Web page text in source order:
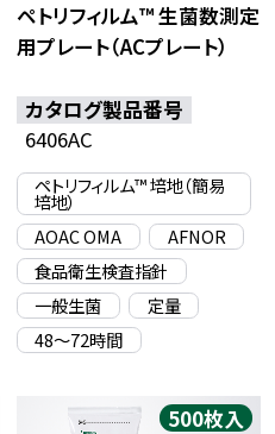
ペトリフィルム™ 生菌数測定
用プレート（ACプレート）
カタログ製品番号
6406AC
ペトリフィルム™ 培地（簡易
培地）
AOAC OMA
AFNOR
食品衛生検査指針
一般生菌
定量
48〜72時間
500枚入